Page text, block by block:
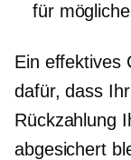
für
Ein effektives
dafür, dass
Rückzahlung
abgesichert